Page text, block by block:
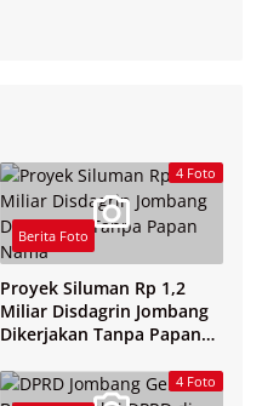
4 Foto
Berita Foto
Proyek Siluman Rp 1,2
Miliar Disdagrin Jombang
Dikerjakan Tanpa Papan
4 Foto